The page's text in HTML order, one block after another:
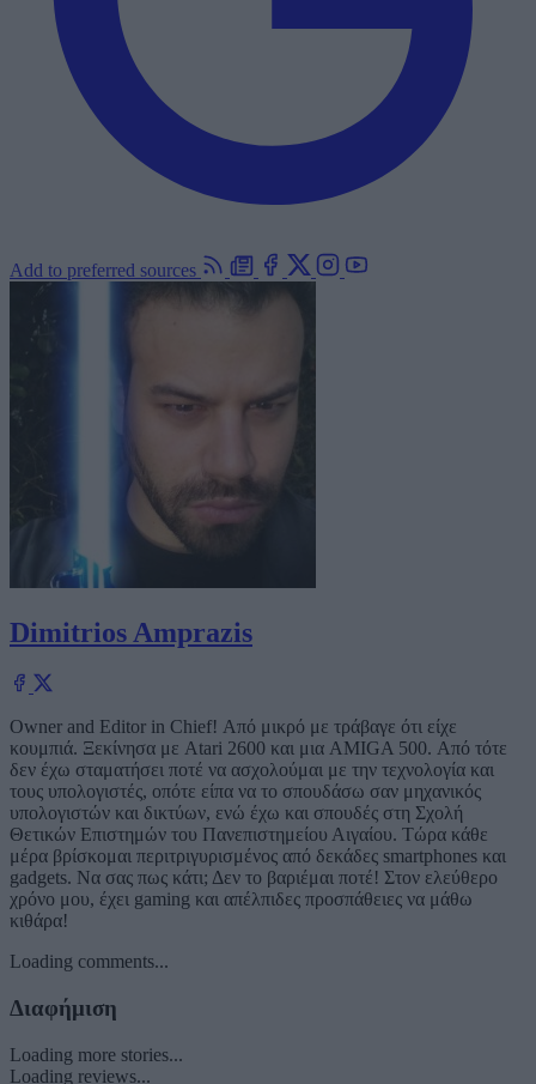
Add to preferred sources
Dimitrios Amprazis
Owner and Editor in Chief! Από μικρό με τράβαγε ότι είχε
κουμπιά. Ξεκίνησα με Atari 2600 και μια AMIGA 500. Από τότε
δεν έχω σταματήσει ποτέ να ασχολούμαι με την τεχνολογία και
τους υπολογιστές, οπότε είπα να το σπουδάσω σαν μηχανικός
υπολογιστών και δικτύων, ενώ έχω και σπουδές στη Σχολή
Θετικών Επιστημών του Πανεπιστημείου Αιγαίου. Τώρα κάθε
μέρα βρίσκομαι περιτριγυρισμένος από δεκάδες smartphones και
gadgets. Να σας πως κάτι; Δεν το βαριέμαι ποτέ! Στον ελεύθερο
χρόνο μου, έχει gaming και απέλπιδες προσπάθειες να μάθω
κιθάρα!
Loading comments...
Διαφήμιση
Loading more stories...
Loading reviews...